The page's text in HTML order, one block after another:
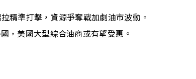
精準打擊，資源爭奪戰加劇油市波動 。
，美國大型綜合油商或有望受惠 。